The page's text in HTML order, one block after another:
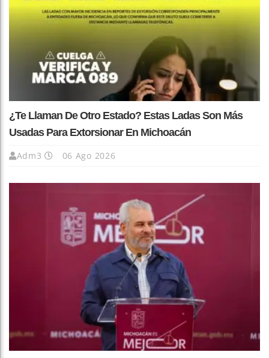
¿Te Llaman De Otro Estado? Estas Ladas Son Más
Usadas Para Extorsionar En Michoacán
Adm3 06 Ago 2026